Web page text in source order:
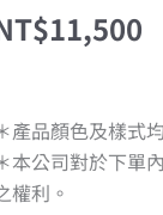
11,500
產品顏色及樣式
本公司對於下單
權利。
(左